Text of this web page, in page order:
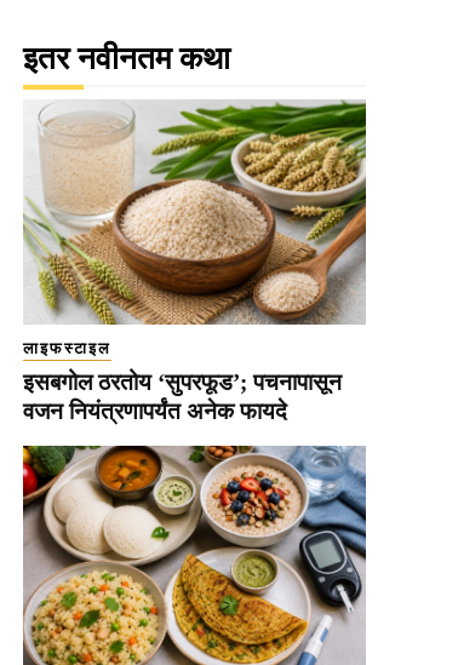
इतर नवीनतम कथा
लाइफस्टाइल
इसबगोल ठरतोय ‘सुपरफूड’; पचनापासून
वजन नियंत्रणापर्यंत अनेक फायदे